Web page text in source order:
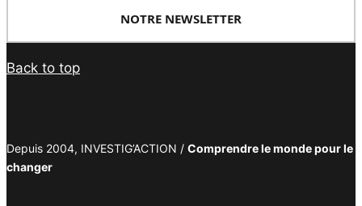
NOTRE NEWSLETTER
Back to top
Depuis 2004, INVESTIG’ACTION / Comprendre le monde pour le
changer